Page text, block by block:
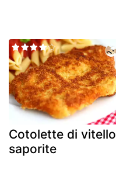
Cotolette di vitello
saporite